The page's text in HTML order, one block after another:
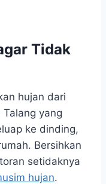
Tidak
hujan dari
yang
ke dinding,
Bersihkan
setidaknya
hujan.